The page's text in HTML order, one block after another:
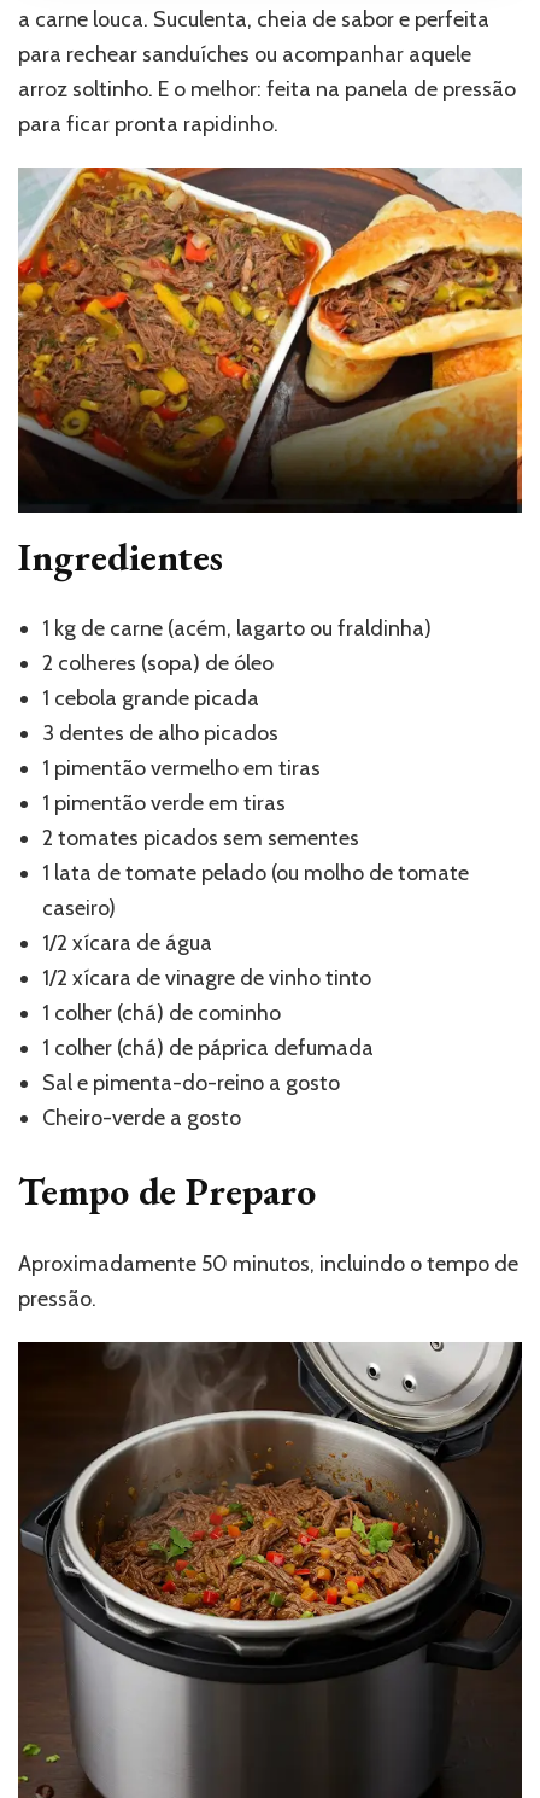
a carne louca. Suculenta, cheia de sabor e perfeita
para rechear sanduíches ou acompanhar aquele
arroz soltinho. E o melhor: feita na panela de pressão
para ficar pronta rapidinho.
Ingredientes
1 kg de carne (acém, lagarto ou fraldinha)
2 colheres (sopa) de óleo
1 cebola grande picada
3 dentes de alho picados
1 pimentão vermelho em tiras
1 pimentão verde em tiras
2 tomates picados sem sementes
1 lata de tomate pelado (ou molho de tomate
caseiro)
1/2 xícara de água
1/2 xícara de vinagre de vinho tinto
1 colher (chá) de cominho
1 colher (chá) de páprica defumada
Sal e pimenta-do-reino a gosto
Cheiro-verde a gosto
Tempo de Preparo
Aproximadamente 50 minutos, incluindo o tempo de
pressão.